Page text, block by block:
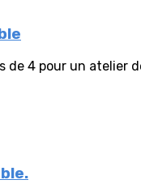
de 4 pour un